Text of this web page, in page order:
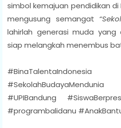
simbol kemajuan pendidikan di
mengusung semangat
lahirlah generasi muda yang
siap melangkah menembus
#UPIBandung
#programbalidanu